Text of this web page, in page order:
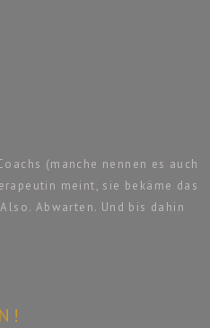
(manche nennen es auch
meint, sie bekäme das
Abwarten. Und bis dahin